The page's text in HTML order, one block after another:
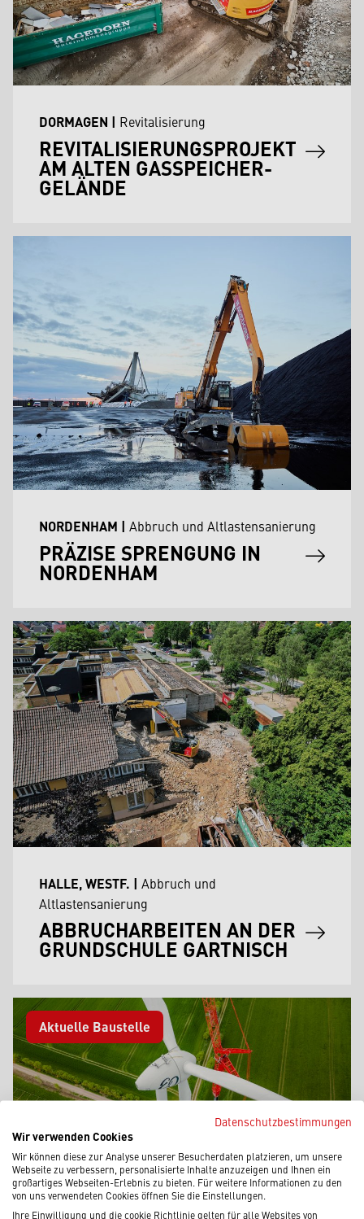
DORMAGEN | Revitalisierung
REVITALISIERUNGSPROJEKT
AM ALTEN GASSPEICHER-
GELÄNDE
NORDENHAM | Abbruch und Altlastensanierung
PRÄZISE SPRENGUNG IN
NORDENHAM
HALLE, WESTF. | Abbruch und
Altlastensanierung
ABBRUCHARBEITEN AN DER
GRUNDSCHULE GARTNISCH
Aktuelle Baustelle
Datenschutzbestimmungen
Wir verwenden Cookies
Wir können diese zur Analyse unserer Besucherdaten platzieren, um unsere
Webseite zu verbessern, personalisierte Inhalte anzuzeigen und Ihnen ein
großartiges Webseiten-Erlebnis zu bieten. Für weitere Informationen zu den
von uns verwendeten Cookies öffnen Sie die Einstellungen.
Ihre Einwilligung und die cookie Richtlinie gelten für alle Websites von